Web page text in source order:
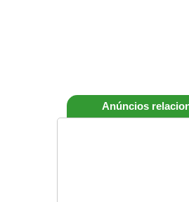
Anúncios